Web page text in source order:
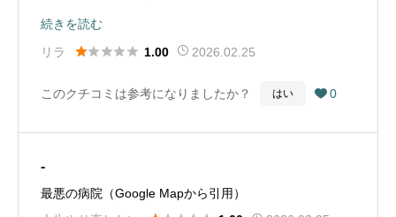
がたいけどお金の無駄だった💸💸💸次の日別の病院で診
てもらったらちゃんと気管支拡張剤出してくれました
続きを読む
リラ
 1.00 2026.02.25
このクチコミは参考になりましたか？ はい  0
-
最悪の病院（Google Mapから引用）